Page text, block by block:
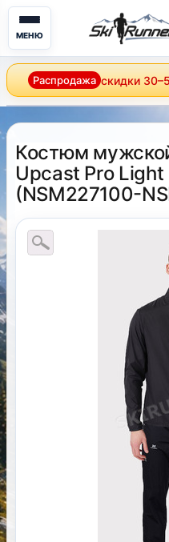
МЕНЮ
Распродажа скидки
Костюм
Upcast Pro Light
(NSM227100-